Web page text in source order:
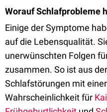
Worauf Schlafprobleme
Einige der Symptome
auf die Lebensqualität.
unerwünschten Folgen
zusammen. So ist aus
Schlafstörungen mit
Wahrscheinlichkeit für